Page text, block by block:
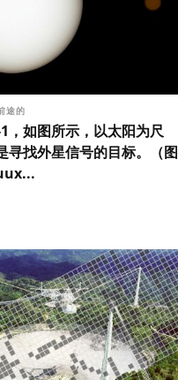
途的
如图所示，以太阳为尺
寻找外星信号的目标。（图